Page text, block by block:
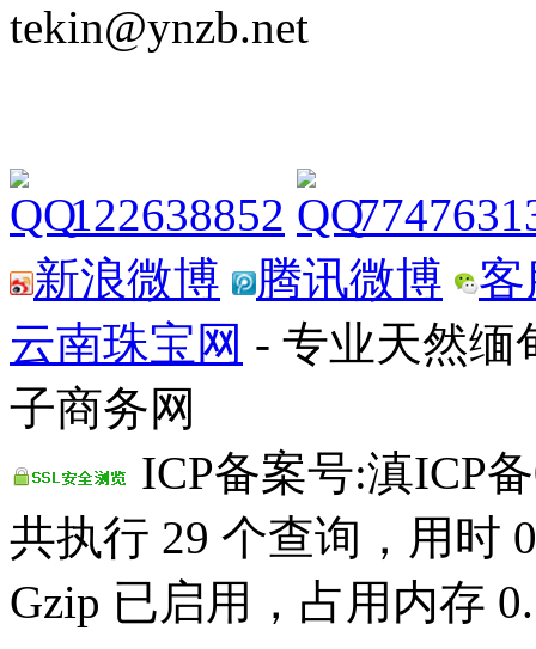
tekin@ynzb.net
122638852
新浪微博
腾讯微博
云南珠宝网 - 专业天然缅
子商务网
ICP备案号:滇ICP
共执行 29 个查询，用时
Gzip 已启用，占用内存